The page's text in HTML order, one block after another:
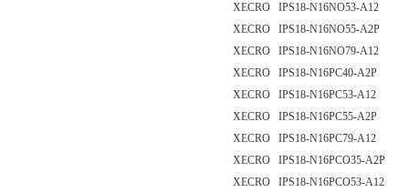
XECRO IPS18-N16NO53-A12
XECRO IPS18-N16NO55-A2P
XECRO IPS18-N16NO79-A12
XECRO IPS18-N16PC40-A2P
XECRO IPS18-N16PC53-A12
XECRO IPS18-N16PC55-A2P
XECRO IPS18-N16PC79-A12
XECRO IPS18-N16PCO35-A2P
XECRO IPS18-N16PCO53-A12